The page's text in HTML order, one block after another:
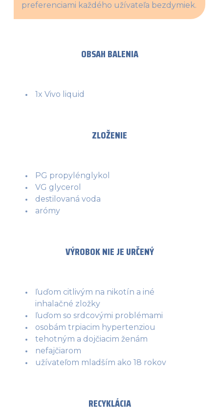
preferenciami každého užívateľa bezdymiek.
OBSAH BALENIA
1x Vivo liquid
ZLOŽENIE
PG propylénglykol
VG glycerol
destilovaná voda
arómy
VÝROBOK NIE JE URČENÝ
ľuďom citlivým na nikotín a iné
inhalačné zložky
ľuďom so srdcovými problémami
osobám trpiacim hypertenziou
tehotným a dojčiacim ženám
nefajčiarom
užívateľom mladším ako 18 rokov
RECYKLÁCIA